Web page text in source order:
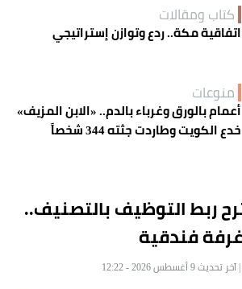
كتاب ومقالات
اتفاقية مكة.. ردع وتوازن إستراتيجي
منوعات
أعمام بالورق وغرباء بالدم.. «الابن المزيف»
خدع الكويت وطاردت جثته 344 شخصاً
ربط التوظيف بالتصنيف..